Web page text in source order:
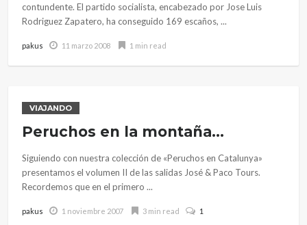
contundente. El partido socialista, encabezado por Jose Luis
Rodriguez Zapatero, ha conseguido 169 escaños, ...
pakus 11 marzo 2008 1 min read
VIAJANDO
Peruchos en la montaña…
Siguiendo con nuestra colección de «Peruchos en Catalunya»
presentamos el volumen II de las salidas José & Paco Tours.
Recordemos que en el primero ...
pakus 1 noviembre 2007 3 min read 1